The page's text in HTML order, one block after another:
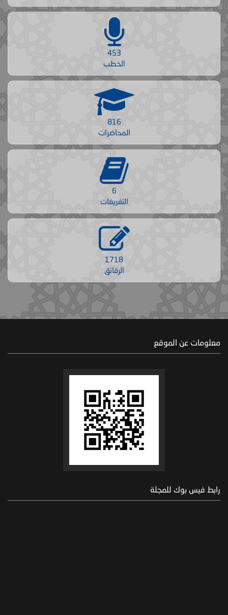
453
الخطب
816
المحاضرات
6
التفريغات
1718
الرقائق
معلومات عن الموقع
رابط فيس بوك للمجلة